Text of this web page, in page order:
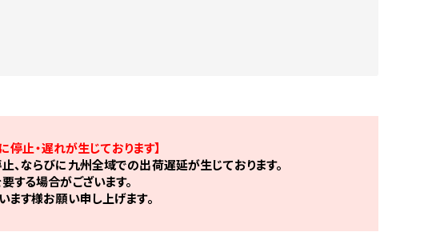
止・遅れが生じております】
ならびに九州全域での出荷遅延が生じております。
する場合がございます。
ます様お願い申し上げます。